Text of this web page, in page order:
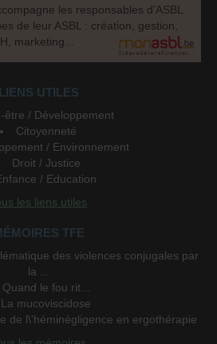
les responsables d’ASBL
de leur ASBL : création, gestion,
marketing...
LIENS UTILES
être / Développement
Citoyenneté
/ Environnement
Droit / Justice
/ Education
les liens utiles
TFE
des violences conjugales par
la ...
Quand le fou rit...
La mucoviscidose
de l\'héminégligence en ergothérapie